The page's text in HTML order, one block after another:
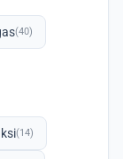
(40)
(14)